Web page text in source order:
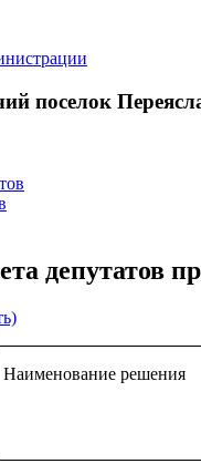
поселок
депутатов
Наименование решения